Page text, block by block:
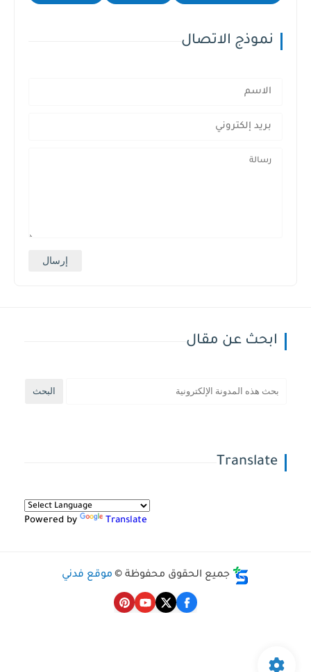
نموذج الاتصال
ابحث عن مقال
Translate
Powered by Translate
جميع الحقوق محفوظة © موقع فدني